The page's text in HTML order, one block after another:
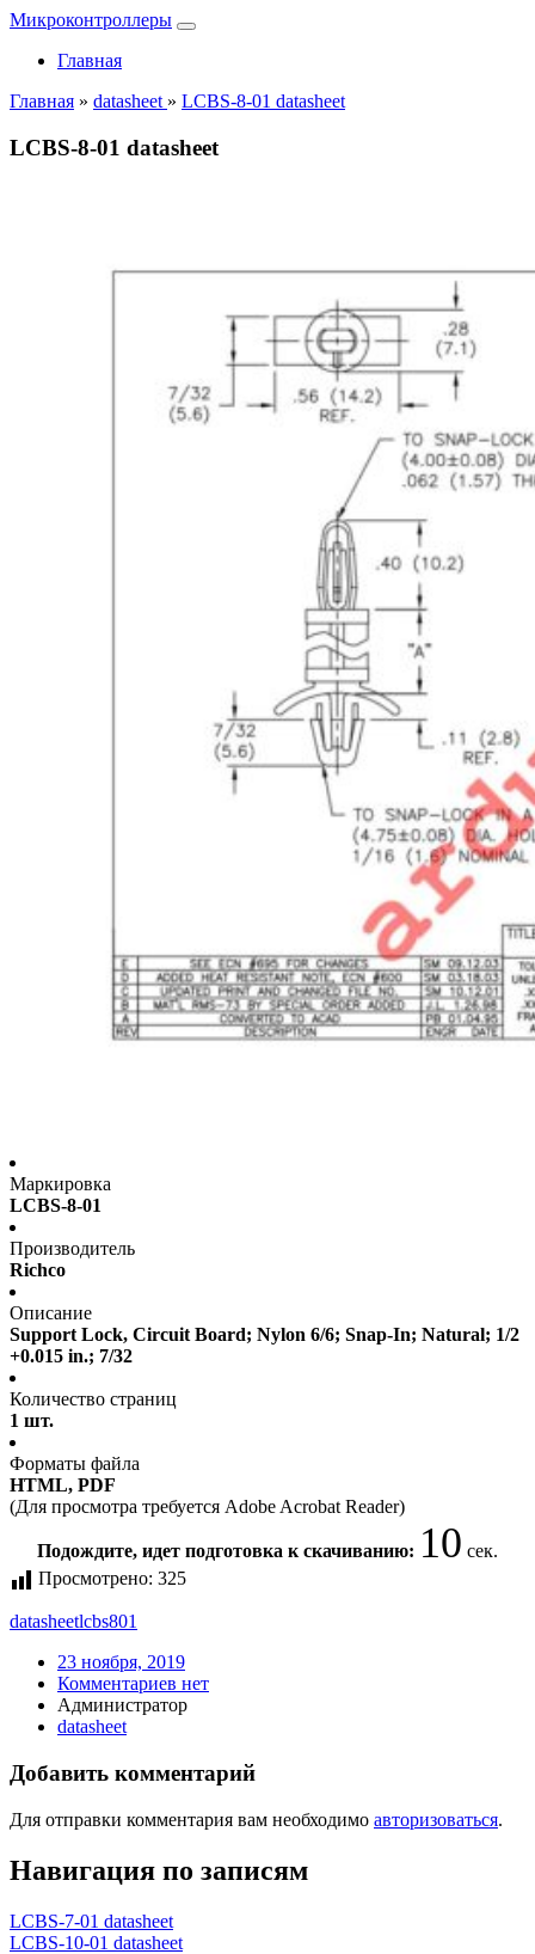
Микроконтроллеры
Главная
Главная » datasheet » LCBS-8-01 datasheet
LCBS-8-01 datasheet
Маркировка
LCBS-8-01
Производитель
Richco
Описание
Support Lock, Circuit Board; Nylon 6/6; Snap-In; Natural; 1/2
+0.015 in.; 7/32
Количество страниц
1 шт.
Форматы файла
HTML, PDF
(Для просмотра требуется Adobe Acrobat Reader)
Подождите, идет подготовка к скачиванию: 10 сек.
Просмотрено: 325
datasheetlcbs801
23 ноября, 2019
Комментариев нет
Администратор
datasheet
Добавить комментарий
Для отправки комментария вам необходимо авторизоваться.
Навигация по записям
LCBS-7-01 datasheet
LCBS-10-01 datasheet